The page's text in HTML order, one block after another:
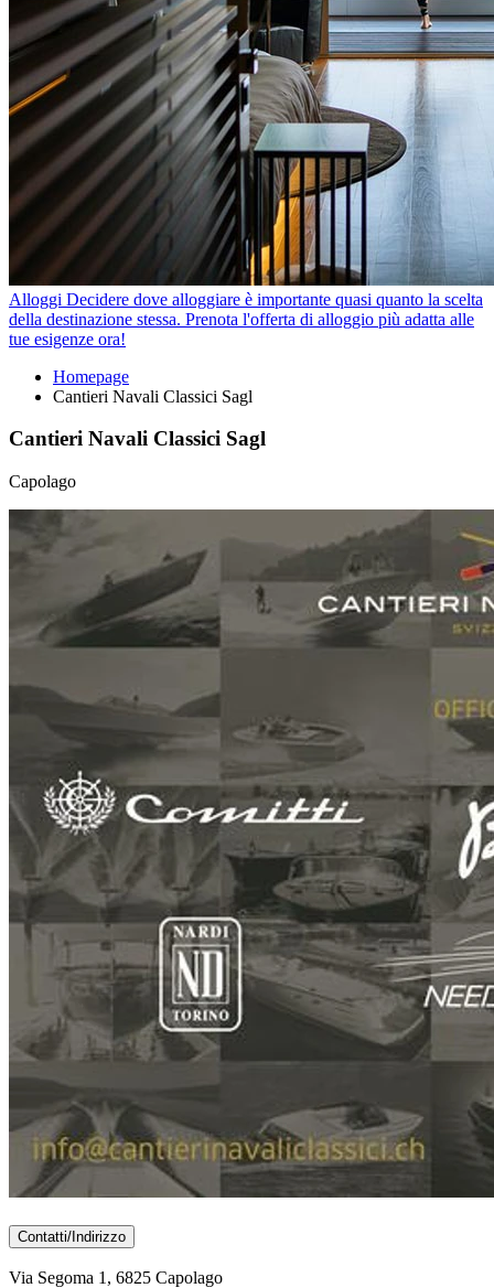
Alloggi Decidere dove alloggiare è importante quasi quanto la scelta
della destinazione stessa. Prenota l'offerta di alloggio più adatta alle
tue esigenze ora!
Homepage
Cantieri Navali Classici Sagl
Cantieri Navali Classici Sagl
Capolago
Contatti/Indirizzo
Via Segoma 1, 6825 Capolago